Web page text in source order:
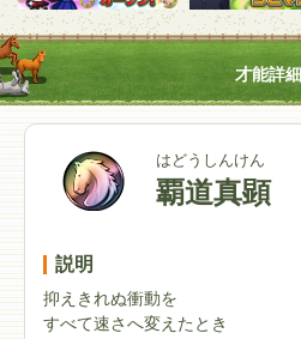
才能詳細
はどうしんけん
覇道真顕
説明
抑えきれぬ衝動を
すべて速さへ変えたとき